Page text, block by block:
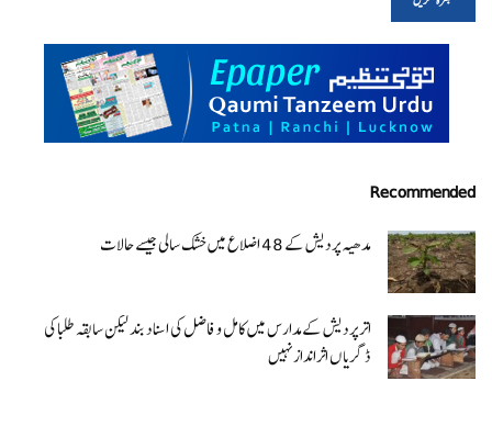
Recommended
مدھیہ پردیش کے 48 اضلاع میں خشک سالی جیسے حالات
اتر پردیش کےمدارس میں کامل و فاضل کی اسناد بند لیکن سابقہ طلبا کی
ڈگریا ں اثرانداز نہیں